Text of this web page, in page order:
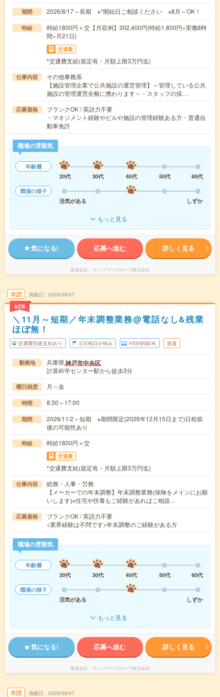
期間 2026/8/17～長期 ※*開始日ご相談ください ※8月～OK！
時給
時給1800円＋交【月収例】302,400円(時給1,800円×実働8時
間×月21日)
交通費
*交通費支給(規定有・月額上限3万円迄)
仕事内容
その他事務系
【施設管理企業で公共施設の運営管理】～管理している公共
施設の管理運営全般に携わります～・スタッフの採…
応募資格
ブランクOK / 英語力不要
・マネジメント経験やビルや施設の管理経験ある方・普通自
動車免許
職場の雰囲気
年齢層
20代
30代 40代 50代
60代
職場の様子
活気がある
しずか
もっと見る
気になる! 応募へ進む 詳しく見る
派遣会社 マンパワーグループ株式会社
未読
NEW
掲載日 2026/08/07
＼11月～短期／年末調整業務@電話なし&残業
ほぼ無！
交通費別途支給あり 土日祝日が休み WEB登録OK 派遣
勤務地 兵庫県神戸市中央区
計算科学センター駅から徒歩3分
曜日頻度 月～金
時間 8:30～17:00
期間
2026/11/2～短期 ※期間限定(2026年12月15日まで)日程前
後の可能性あり
時給 時給1800円＋交
交通費
*交通費支給(規定有・月額上限3万円迄)
仕事内容
総務・人事・労務
【メーカーでの年末調整】年末調整業務(保険をメインにお願
いします)※住宅や扶養もご経験があればご相談…
応募資格
ブランクOK / 英語力不要
<業界経験は不問です>年末調整のご経験がある方
職場の雰囲気
年齢層
20代
30代 40代 50代
60代
職場の様子
活気がある
しずか
もっと見る
気になる! 応募へ進む 詳しく見る
派遣会社 マンパワーグループ株式会社
未読 掲載日 2026/08/07